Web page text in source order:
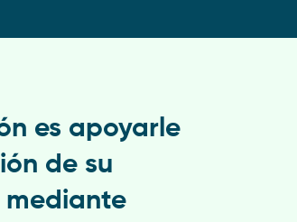
es apoyarle
de su